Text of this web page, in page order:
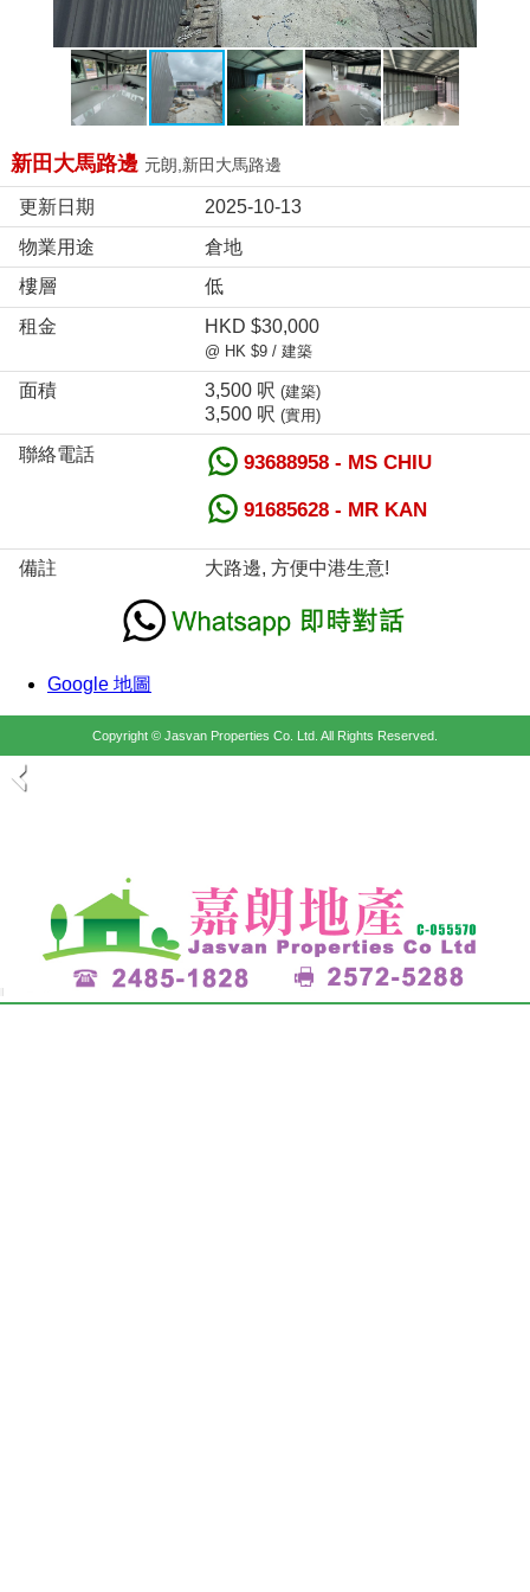
新田大馬路邊 元朗,新田大馬路邊
更新日期
2025-10-13
物業用途
倉地
樓層
低
租金
HKD $30,000
@ HK $9 / 建築
面積 3,500 呎 (建築)
3,500 呎 (實用)
聯絡電話 93688958 - MS CHIU
91685628 - MR KAN
備註 大路邊, 方便中港生意!
Google 地圖
Copyright © Jasvan Properties Co. Ltd. All Rights Reserved.